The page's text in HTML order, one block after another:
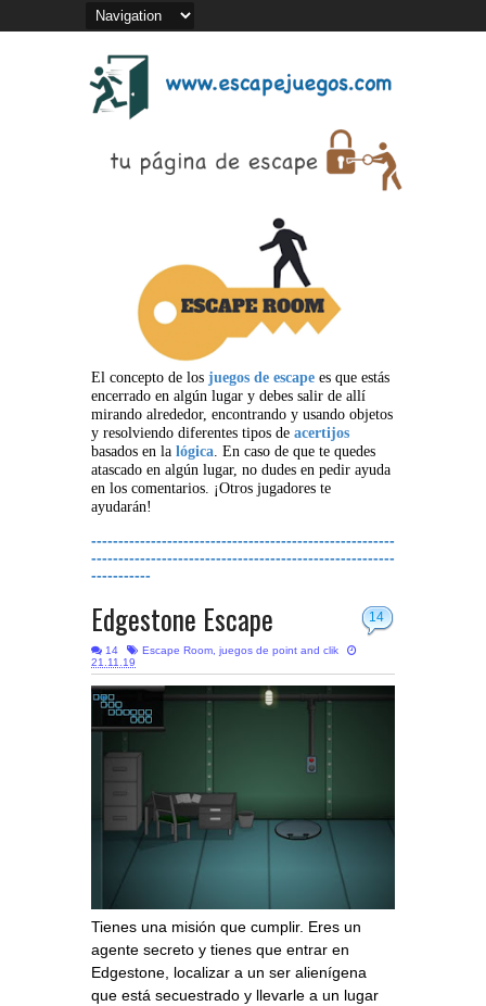
El concepto de los juegos de escape es que estás
encerrado en algún lugar y debes salir de allí
mirando alrededor, encontrando y usando objetos
y resolviendo diferentes tipos de acertijos
basados en la lógica. En caso de que te quedes
atascado en algún lugar, no dudes en pedir ayuda
en los comentarios. ¡Otros jugadores te
ayudarán!
--------------------------------------------------------
--------------------------------------------------------
-----------
14
Edgestone Escape
14 Escape Room, juegos de point and clik
21.11.19
Tienes una misión que cumplir. Eres un
agente secreto y tienes que entrar en
Edgestone, localizar a un ser alienígena
que está secuestrado y llevarle a un lugar